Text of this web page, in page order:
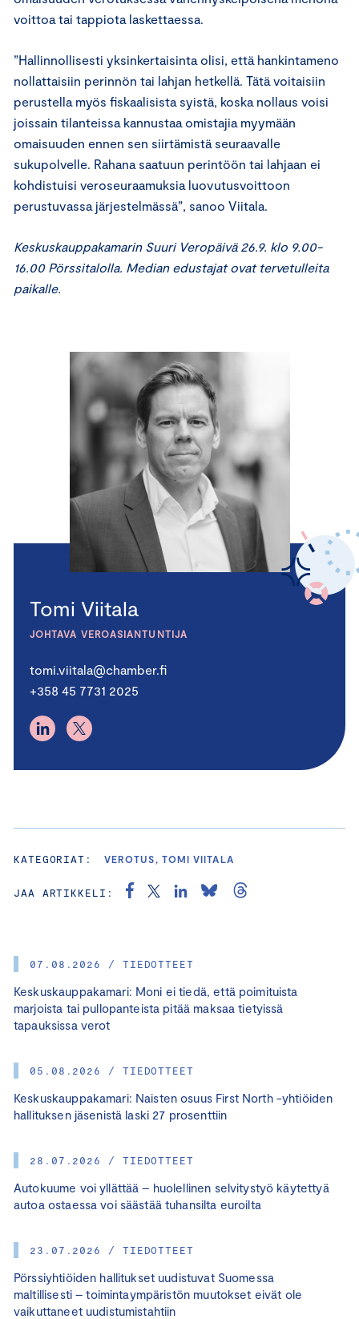
07.08.2026 / TIEDOTTEET
Keskuskauppakamari: Moni ei tiedä, että poimituista
marjoista tai pullopanteista pitää maksaa tietyissä
tapauksissa verot
05.08.2026 / TIEDOTTEET
Keskuskauppakamari: Naisten osuus First North -yhtiöiden
hallituksen jäsenistä laski 27 prosenttiin
28.07.2026 / TIEDOTTEET
Autokuume voi yllättää – huolellinen selvitystyö käytettyä
autoa ostaessa voi säästää tuhansilta euroilta
23.07.2026 / TIEDOTTEET
Pörssiyhtiöiden hallitukset uudistuvat Suomessa
maltillisesti – toimintaympäristön muutokset eivät ole
vaikuttaneet uudistumistahtiin
voittoa tai tappiota laskettaessa.
”Hallinnollisesti yksinkertaisinta olisi, että hankintameno
nollattaisiin perinnön tai lahjan hetkellä. Tätä voitaisiin
perustella myös fiskaalisista syistä, koska nollaus voisi
joissain tilanteissa kannustaa omistajia myymään
omaisuuden ennen sen siirtämistä seuraavalle
sukupolvelle. Rahana saatuun perintöön tai lahjaan ei
kohdistuisi veroseuraamuksia luovutusvoittoon
perustuvassa järjestelmässä”, sanoo Viitala.
Keskuskauppakamarin Suuri Veropäivä 26.9. klo 9.00-
16.00 Pörssitalolla. Median edustajat ovat tervetulleita
paikalle.
Tomi Viitala
JOHTAVA VEROASIANTUNTIJA
tomi.viitala@chamber.fi
+358 45 7731 2025
KATEGORIAT: VEROTUS, TOMI VIITALA
JAA ARTIKKELI: